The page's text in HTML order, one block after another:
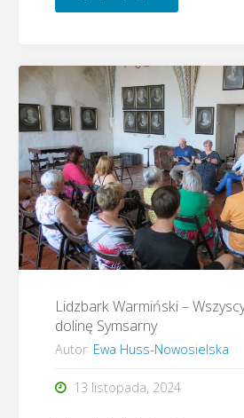
–
30.
Betlejem
Narodów"
Lidzbark Warmiński –
dolinę Symsarny
Autor Ewa Huss-Nowosielska
13 listopada, 2024